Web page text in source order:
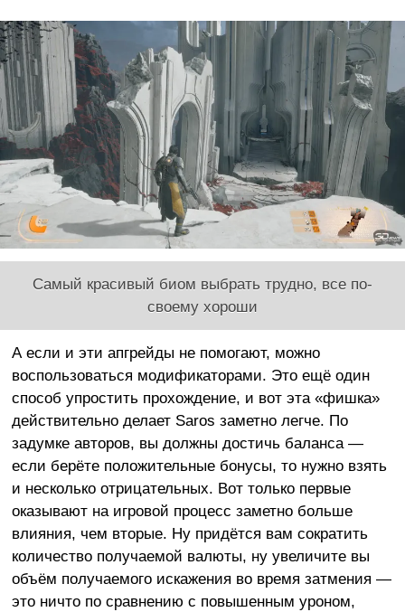
Самый красивый биом выбрать трудно, все по-
своему хороши
А если и эти апгрейды не помогают, можно
воспользоваться модификаторами. Это ещё один
способ упростить прохождение, и вот эта «фишка»
действительно делает Saros заметно легче. По
задумке авторов, вы должны достичь баланса —
если берёте положительные бонусы, то нужно взять
и несколько отрицательных. Вот только первые
оказывают на игровой процесс заметно больше
влияния, чем вторые. Ну придётся вам сократить
количество получаемой валюты, ну увеличите вы
объём получаемого искажения во время затмения —
это ничто по сравнению с повышенным уроном,